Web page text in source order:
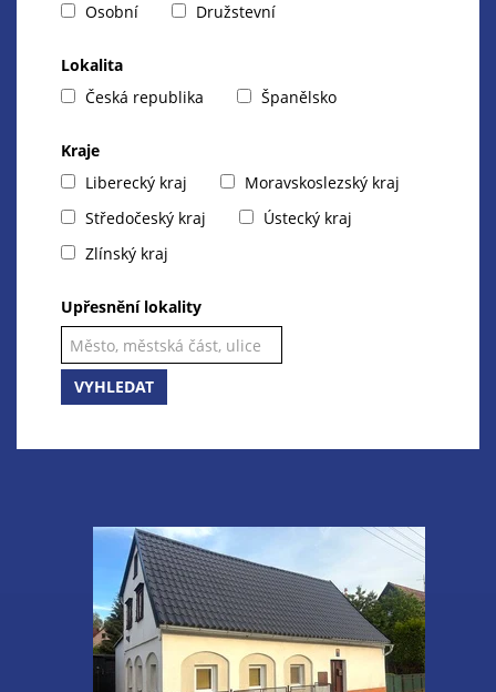
Osobní
Družstevní
Lokalita
Česká republika
Španělsko
Kraje
Liberecký kraj
Moravskoslezský kraj
Středočeský kraj
Ústecký kraj
Zlínský kraj
Upřesnění lokality
VYHLEDAT